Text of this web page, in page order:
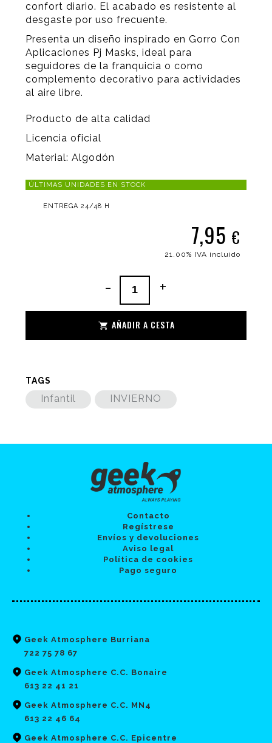
confort diario. El acabado es resistente al
desgaste por uso frecuente.
Presenta un diseño inspirado en Gorro Con
Aplicaciones Pj Masks, ideal para
seguidores de la franquicia o como
complemento decorativo para actividades
al aire libre.
Producto de alta calidad
Licencia oficial
Material: Algodón
ÚLTIMAS UNIDADES EN STOCK
ENTREGA 24/48 H
7,95 €
21.00% IVA incluido
- +
AÑADIR A CESTA
TAGS
Infantil INVIERNO
Contacto
Regístrese
Envíos y devoluciones
Aviso legal
Política de cookies
Pago seguro
Geek Atmosphere Burriana
722 75 78 67
Geek Atmosphere C.C. Bonaire
613 22 41 21
Geek Atmosphere C.C. MN4
613 22 46 64
Geek Atmosphere C.C. Epicentre